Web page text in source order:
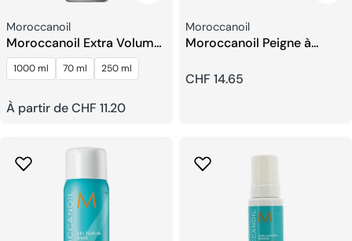
Fournisseur:
Moroccanoil
Moroccanoil Extra Volume
Après-shampoing
1000 ml 70 ml 250 ml
Prix
À partir de CHF 11.20
Fournisseur:
Moroccanoil
Moroccanoil Peigne à
Prix
CHF 14.65